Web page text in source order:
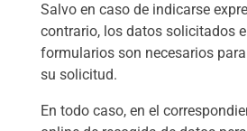
Salvo en caso de indicarse
contrario, los datos solicitados
formularios son necesarios
su solicitud.
En todo caso, en el